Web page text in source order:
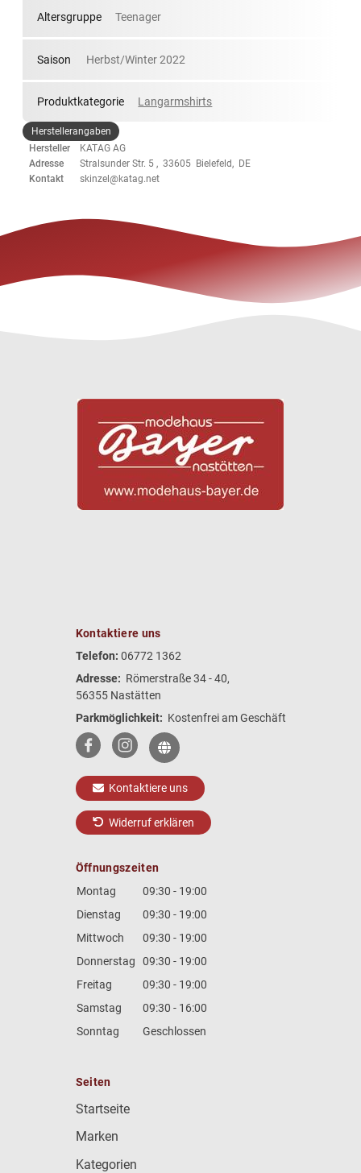
Altersgruppe Teenager
Saison Herbst/Winter 2022
Produktkategorie Langarmshirts
Herstellerangaben
Hersteller
KATAG AG
Adresse
Stralsunder Str. 5 , 33605 Bielefeld, DE
Kontakt
skinzel@katag.net
Kontaktiere uns
Telefon: 06772 1362
Adresse: Römerstraße 34 - 40,
56355 Nastätten
Parkmöglichkeit: Kostenfrei am Geschäft
Kontaktiere uns
Widerruf erklären
Öffnungszeiten
Montag
09:30 - 19:00
Dienstag
09:30 - 19:00
Mittwoch
09:30 - 19:00
Donnerstag
09:30 - 19:00
Freitag
09:30 - 19:00
Samstag
09:30 - 16:00
Sonntag
Geschlossen
Seiten
Startseite
Marken
Kategorien